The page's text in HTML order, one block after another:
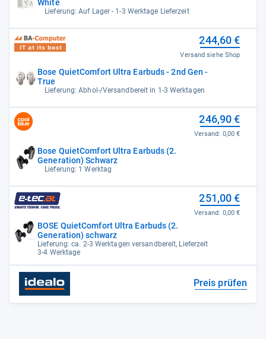
White
Lieferung: Auf Lager - 1-3 Werktage Lieferzeit
Bose QuietComfort Ultra Earbuds - 2nd Gen -
True
Lieferung: Abhol-/Versandbereit in 1-3 Werktagen
244,60 €
Versand siehe Shop
Bose QuietComfort Ultra Earbuds (2.
Generation) Schwarz
Lieferung: 1 Werktag
246,90 €
Versand: 0,00 €
BOSE QuietComfort Ultra Earbuds (2.
Generation) schwarz
Lieferung: ca. 2-3 Werktagen versandbereit, Lieferzeit
3-4 Werktage
251,00 €
Versand: 0,00 €
Preis prüfen